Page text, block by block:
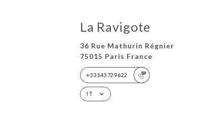
La Ravigote
36 Rue Mathurin Régnier
75015 Paris France
+33143729622
IT